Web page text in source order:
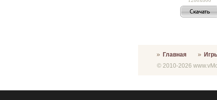
Главная
© 2010-2026